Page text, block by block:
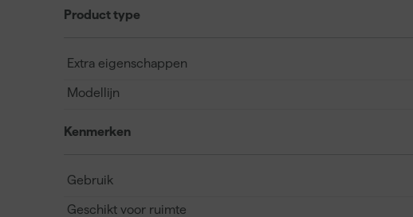
Product type
Extra eigenschappen
Modellijn
Kenmerken
Gebruik
Geschikt voor ruimte